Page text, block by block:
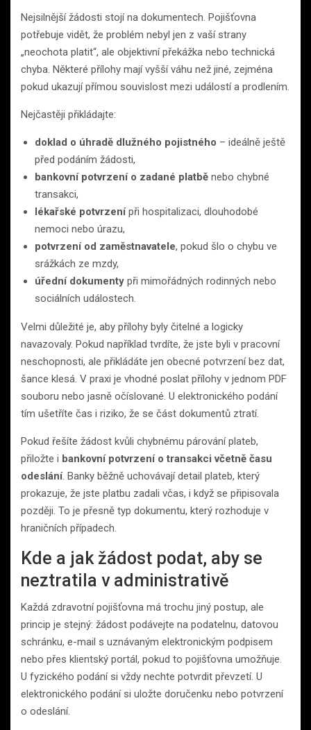
Nejsilnější žádosti stojí na dokumentech. Pojišťovna
potřebuje vidět, že problém nebyl jen z vaší strany
„neochota platit“, ale objektivní překážka nebo technická
chyba. Některé přílohy mají vyšší váhu než jiné, zejména
pokud ukazují přímou souvislost mezi událostí a prodlením.
Nejčastěji přikládajte:
doklad o úhradě dlužného pojistného – ideálně ještě
před podáním žádosti,
bankovní potvrzení o zadané platbě nebo chybné
transakci,
lékařské potvrzenípři hospitalizaci, dlouhodobé
nemoci nebo úrazu,
potvrzení od zaměstnavatele, pokud šlo o chybu ve
srážkách ze mzdy,
úřední dokumenty při mimořádných rodinných nebo
sociálních událostech.
Velmi důležité je, aby přílohy byly čitelné a logicky
navazovaly. Pokud například tvrdíte, že jste byli v pracovní
neschopnosti, ale přikládáte jen obecné potvrzení bez dat,
šance klesá. V praxi je vhodné poslat přílohy v jednom PDF
souboru nebo jasně očíslované. U elektronického podání
tím ušetříte čas i riziko, že se část dokumentů ztratí.
Pokud řešíte žádost kvůli chybnému párování plateb,
přiložte i bankovní potvrzení o transakci včetně času
odeslání. Banky běžně uchovávají detail plateb, který
prokazuje, že jste platbu zadali včas, i když se připisovala
později. To je přesně typ dokumentu, který rozhoduje v
hraničních případech.
Kde a jak žádost podat, aby se
neztratila v administrativě
Každá zdravotní pojišťovna má trochu jiný postup, ale
princip je stejný: žádost podávejte na podatelnu, datovou
schránku, e-mail s uznávaným elektronickým podpisem
nebo přes klientský portál, pokud to pojišťovna umožňuje.
U fyzického podání si vždy nechte potvrdit převzetí. U
elektronického podání si uložte doručenku nebo potvrzení
o odeslání.